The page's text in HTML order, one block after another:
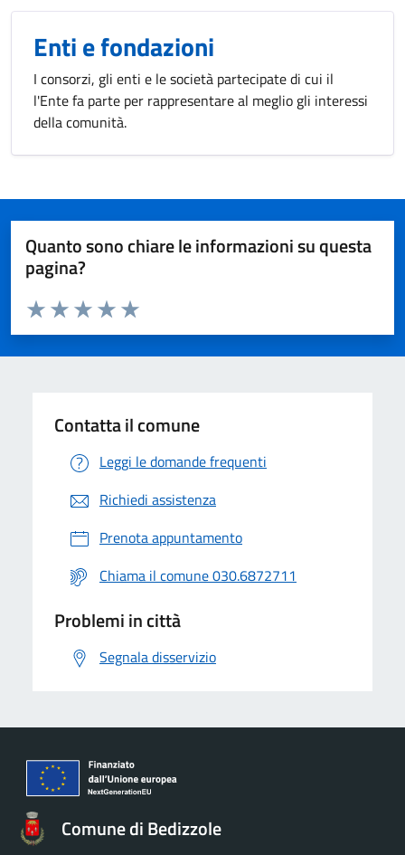
Enti e fondazioni
I consorzi, gli enti e le società partecipate di cui il
l'Ente fa parte per rappresentare al meglio gli interessi
della comunità.
Quanto sono chiare le informazioni su questa
pagina?
Valuta da 1 a 5 stelle la pagina
Valuta 5 stelle su 5
Valuta 4 stelle su 5
Valuta 3 stelle su 5
Valuta 2 stelle su 5
Valuta 1 stelle su 5
Contatta il comune
Leggi le domande frequenti
Richiedi assistenza
Prenota appuntamento
Chiama il comune 030.6872711
Problemi in città
Segnala disservizio
Comune di Bedizzole